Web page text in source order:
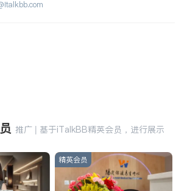
推广 | 基于iTalkBB精英会员，进行展示
精英会员